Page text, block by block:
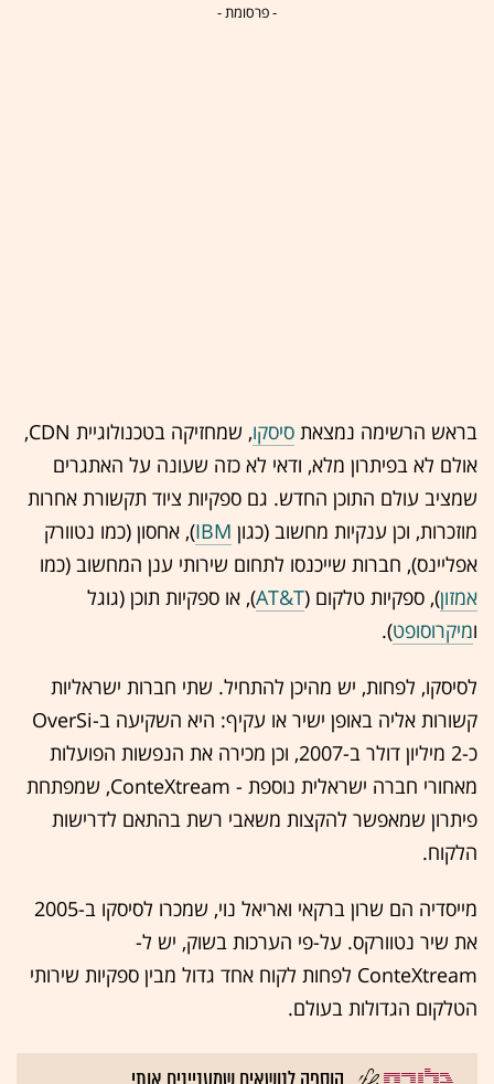
- פרסומת -
בראש הרשימה נמצאת סיסקו
, שמחזיקה בטכנולוגיית CDN,
אולם לא בפיתרון מלא, ודאי לא כזה שעונה על האתגרים
שמציב עולם התוכן החדש. גם ספקיות ציוד תקשורת אחרות
מוזכרות, וכן ענקיות מחשוב (כגון IBM), אחסון (כמו נטוורק
אפליינס), חברות שייכנסו לתחום שירותי ענן המחשוב (כמו
אמזון), ספקיות טלקום (AT&T), או ספקיות תוכן (גוגל
ומיקרוסופט).
לסיסקו, לפחות, יש מהיכן להתחיל. שתי חברות ישראליות
קשורות אליה באופן ישיר או עקיף: היא השקיעה ב-OverSi
כ-2 מיליון דולר ב-2007, וכן מכירה את הנפשות הפועלות
מאחורי חברה ישראלית נוספת - ConteXtream, שמפתחת
פיתרון שמאפשר להקצות משאבי רשת בהתאם לדרישות
הלקוח.
מייסדיה הם שרון ברקאי ואריאל נוי, שמכרו לסיסקו ב-2005
את שיר נטוורקס. על-פי הערכות בשוק, יש ל-
ConteXtream לפחות לקוח אחד גדול מבין ספקיות שירותי
הטלקום הגדולות בעולם.